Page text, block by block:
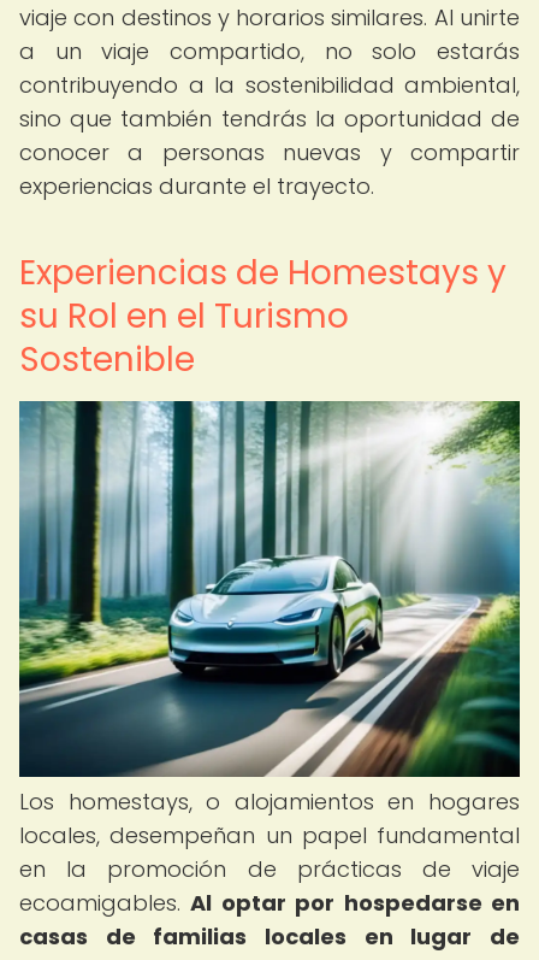
viaje con destinos y horarios similares. Al unirte
a un viaje compartido, no solo estarás
contribuyendo a la sostenibilidad ambiental,
sino que también tendrás la oportunidad de
conocer a personas nuevas y compartir
experiencias durante el trayecto.
Experiencias de Homestays y
su Rol en el Turismo
Sostenible
Los homestays, o alojamientos en hogares
locales, desempeñan un papel fundamental
en la promoción de prácticas de viaje
ecoamigables.Al optar por hospedarse en
casas de familias locales en lugar de